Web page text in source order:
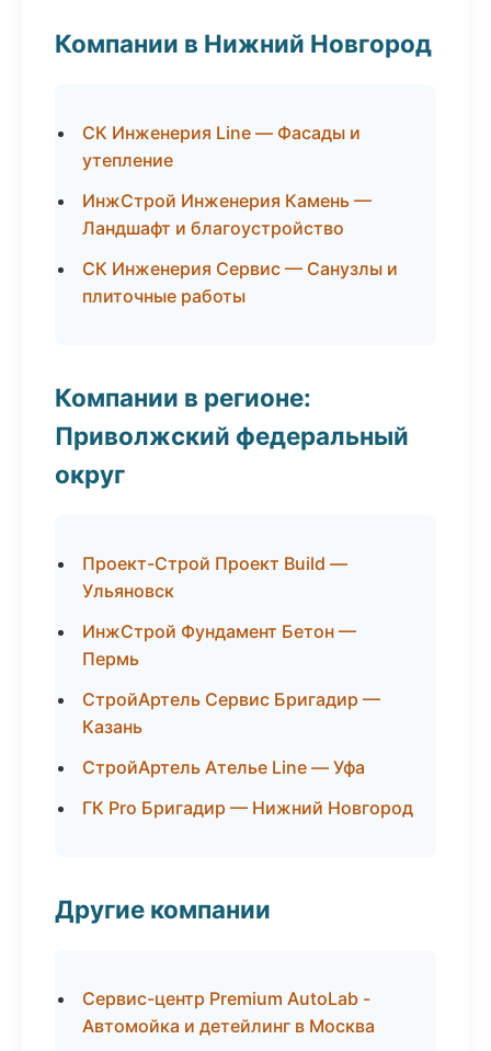
Компании в Нижний Новгород
СК Инженерия Line — Фасады и
утепление
ИнжСтрой Инженерия Камень —
Ландшафт и благоустройство
СК Инженерия Сервис — Санузлы и
плиточные работы
Компании в регионе:
Приволжский федеральный
округ
Проект-Строй Проект Build —
Ульяновск
ИнжСтрой Фундамент Бетон —
Пермь
СтройАртель Сервис Бригадир —
Казань
СтройАртель Ателье Line — Уфа
ГК Pro Бригадир — Нижний Новгород
Другие компании
Сервис-центр Premium AutoLab -
Автомойка и детейлинг в Москва